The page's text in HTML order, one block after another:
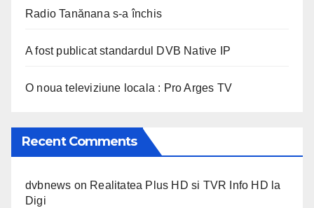
Radio Tanănana s-a închis
A fost publicat standardul DVB Native IP
O noua televiziune locala : Pro Arges TV
Recent Comments
dvbnews on Realitatea Plus HD si TVR Info HD la
Digi